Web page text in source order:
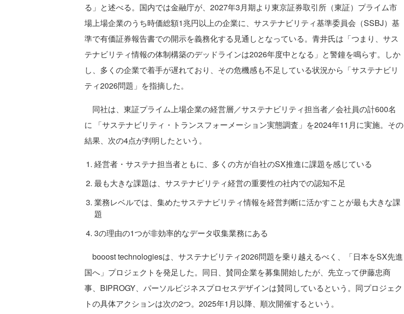
る」と述べる。国内では金融庁が、2027年3月期より東京証券取引所（東証）プライム市
場上場企業のうち時価総額1兆円以上の企業に、サステナビリティ基準委員会（SSBJ）基
準で有価証券報告書での開示を義務化する見通しとなっている。青井氏は「つまり、サス
テナビリティ情報の体制構築のデッドラインは2026年度中となる」と警鐘を鳴らす。しか
し、多くの企業で着手が遅れており、その危機感も不足している状況から「サステナビリ
ティ2026問題」を指摘した。
同社は、東証プライム上場企業の経営層／サステナビリティ担当者／会社員の計600名
に 「サステナビリティ・トランスフォーメーション実態調査」を2024年11月に実施。その
結果、次の4点が判明したという。
経営者・サステナ担当者ともに、多くの方が自社のSX推進に課題を感じている
最も大きな課題は、サステナビリティ経営の重要性の社内での認知不足
業務レベルでは、集めたサステナビリティ情報を経営判断に活かすことが最も大きな課
題
3の理由の1つが非効率的なデータ収集業務にある
booost technologiesは、サステナビリティ2026問題を乗り越えるべく、「日本をSX先進
国へ」プロジェクトを発足した。同日、賛同企業を募集開始したが、先立って伊藤忠商
事、BIPROGY、パーソルビジネスプロセスデザインは賛同しているという。同プロジェク
トの具体アクションは次の2つ。2025年1月以降、順次開催するという。